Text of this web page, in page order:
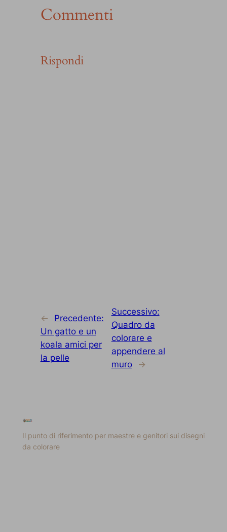
Commenti
Rispondi
←
Precedente:
Un gatto e un
koala amici per
la pelle
Successivo:
Quadro da
colorare e
appendere al
muro
→
Il punto di riferimento per maestre e genitori sui disegni
da colorare